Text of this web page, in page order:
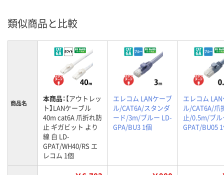
類似商品と比較
商品名 本商品：【アウトレッ
ト】LANケーブル
40m cat6A 爪折れ防
止 ギガビット より
線 白 LD-
GPAT/WH40/RS エ
レコム 1個
エレコム LANケーブ
ル/CAT6A/スタンダ
ード/3m/ブルー LD-
GPA/BU3 1個
エレコム
ル/CAT6A/爪
止/0.5m/ブル
GPAT/BU05